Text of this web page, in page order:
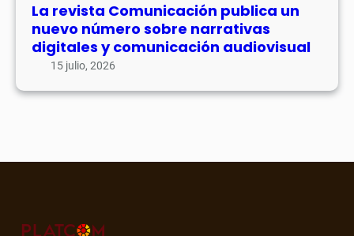
La revista Comunicación publica un
nuevo número sobre narrativas
digitales y comunicación audiovisual
15 julio, 2026